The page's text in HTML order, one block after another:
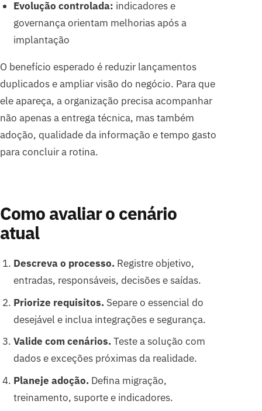
Evolução controlada: indicadores e
governança orientam melhorias após a
implantação
O benefício esperado é reduzir lançamentos
duplicados e ampliar visão do negócio. Para que
ele apareça, a organização precisa acompanhar
não apenas a entrega técnica, mas também
adoção, qualidade da informação e tempo gasto
para concluir a rotina.
Como avaliar o cenário
atual
Descreva o processo. Registre objetivo,
entradas, responsáveis, decisões e saídas.
Priorize requisitos. Separe o essencial do
desejável e inclua integrações e segurança.
Valide com cenários. Teste a solução com
dados e exceções próximas da realidade.
Planeje adoção. Defina migração,
treinamento, suporte e indicadores.